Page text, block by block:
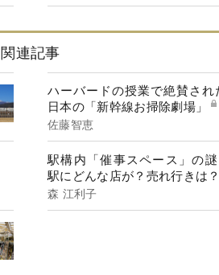
関連記事
ハーバードの授業で絶賛され
日本の「新幹線お掃除劇場」
佐藤智恵
駅構内「催事スペース」の
駅にどんな店が？売れ行きは？
森 江利子